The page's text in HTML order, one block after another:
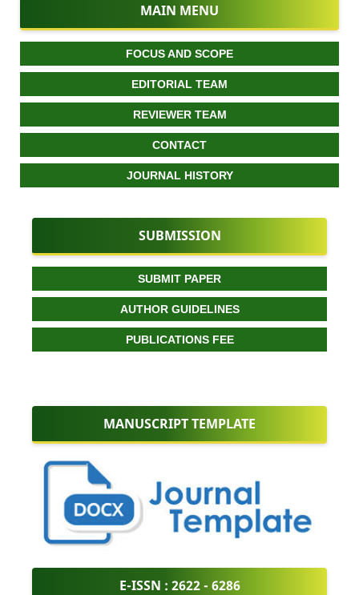
MAIN MENU
FOCUS AND SCOPE
EDITORIAL TEAM
REVIEWER TEAM
CONTACT
JOURNAL HISTORY
SUBMISSION
SUBMIT PAPER
AUTHOR GUIDELINES
PUBLICATIONS FEE
MANUSCRIPT TEMPLATE
E-ISSN : 2622 - 6286